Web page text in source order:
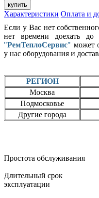
купить
Характеристики Оплата и
Если у Вас нет
нет времени доехать
"РемТеплоСервис" может
у нас оборудования и
РЕГИОН
Москва
Подмосковье
Другие города
Простота обслуживания
Длительный срок
эксплуатации